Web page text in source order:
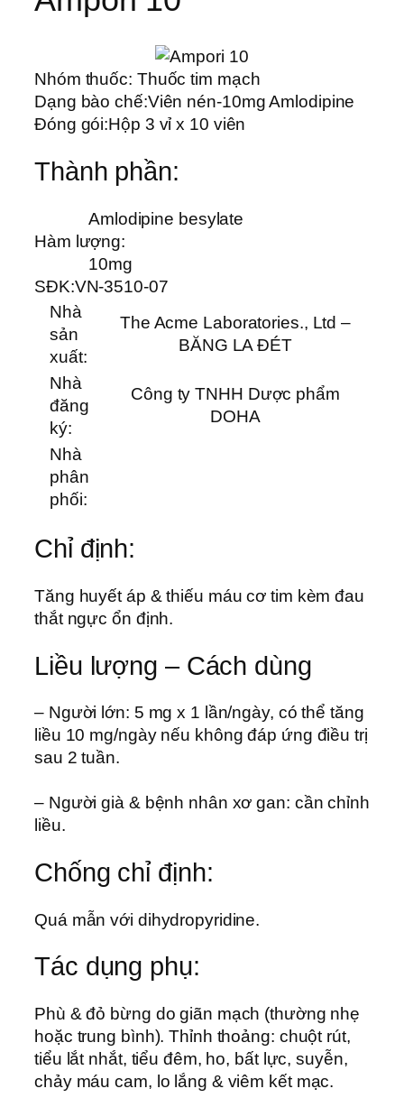
Nhóm thuốc: Thuốc tim mạch
Dạng bào chế:Viên nén-10mg Amlodipine
Đóng gói:Hộp 3 vỉ x 10 viên
Thành phần:
Amlodipine besylate
Hàm lượng:
10mg
SĐK:VN-3510-07
Nhà
sản
xuất:
The Acme Laboratories., Ltd –
BĂNG LA ĐÉT
Nhà
đăng
ký:
Công ty TNHH Dược phẩm
DOHA
Nhà
phân
phối:
Chỉ định:
Tăng huyết áp & thiếu máu cơ tim kèm đau
thắt ngực ổn định.
Liều lượng – Cách dùng
– Người lớn: 5 mg x 1 lần/ngày, có thể tăng
liều 10 mg/ngày nếu không đáp ứng điều trị
sau 2 tuần.
– Người già & bệnh nhân xơ gan: cần chỉnh
liều.
Chống chỉ định:
Quá mẫn với dihydropyridine.
Tác dụng phụ:
Phù & đỏ bừng do giãn mạch (thường nhẹ
hoặc trung bình). Thỉnh thoảng: chuột rút,
tiểu lắt nhắt, tiểu đêm, ho, bất lực, suyễn,
chảy máu cam, lo lắng & viêm kết mạc.